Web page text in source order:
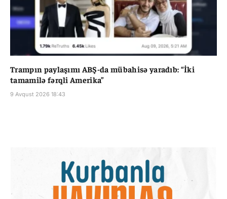
Trampın paylaşımı ABŞ-da mübahisə yaradıb: “İki
tamamilə fərqli Amerika”
9 Avqust 2026 18:43